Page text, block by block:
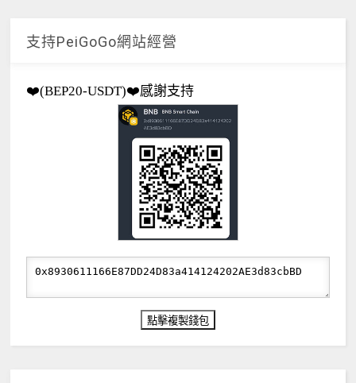
支持PeiGoGo網站經營
❤️(BEP20-USDT)❤️感謝支持